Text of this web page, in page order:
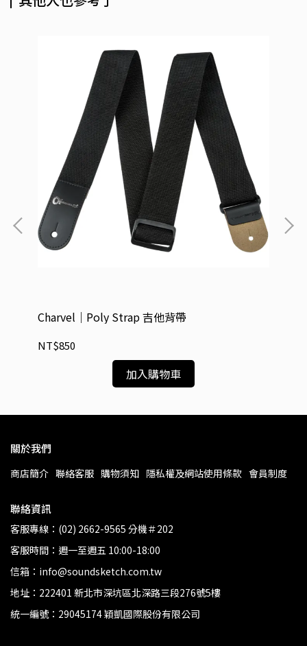
Charvel｜Poly Strap 吉他背帶
NT$850
加入購物車
關於我們
商店簡介 聯絡客服 購物須知 隱私權及網站使用條款 會員制度
聯絡資訊
客服專線：(02) 2662-9565 分機＃202
客服時間：週一至週五 10:00-18:00
信箱：info@soundsketch.com.tw
地址：222401 新北市深坑區北深路三段276號5樓
統一編號：29045174 穎凱國際股份有限公司